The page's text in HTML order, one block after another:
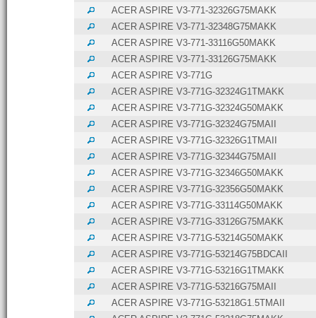
ACER ASPIRE V3-771-32326G75MAKK
ACER ASPIRE V3-771-32348G75MAKK
ACER ASPIRE V3-771-33116G50MAKK
ACER ASPIRE V3-771-33126G75MAKK
ACER ASPIRE V3-771G
ACER ASPIRE V3-771G-32324G1TMAKK
ACER ASPIRE V3-771G-32324G50MAKK
ACER ASPIRE V3-771G-32324G75MAII
ACER ASPIRE V3-771G-32326G1TMAII
ACER ASPIRE V3-771G-32344G75MAII
ACER ASPIRE V3-771G-32346G50MAKK
ACER ASPIRE V3-771G-32356G50MAKK
ACER ASPIRE V3-771G-33114G50MAKK
ACER ASPIRE V3-771G-33126G75MAKK
ACER ASPIRE V3-771G-53214G50MAKK
ACER ASPIRE V3-771G-53214G75BDCAII
ACER ASPIRE V3-771G-53216G1TMAKK
ACER ASPIRE V3-771G-53216G75MAII
ACER ASPIRE V3-771G-53218G1.5TMAII